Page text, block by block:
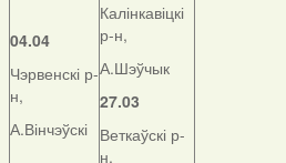
04.04
Чэрвенскі р-
н,
А.Вінчэўскі
Калінкавіцкі
р-н,
А.Шэўчык
27.03
Веткаўскі р-
н,